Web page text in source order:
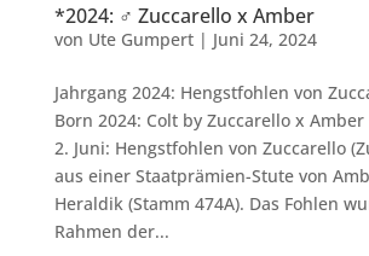
*2024: ♂ Zuccarello x Amber
von Ute Gumpert| Juni 24, 2024
Jahrgang 2024: Hengstfohlen von
Born 2024: Colt by Zuccarello x
2. Juni: Hengstfohlen von Zuccarello
aus einer Staatprämien-Stute von
Heraldik (Stamm 474A). Das Fohlen
Rahmen der...